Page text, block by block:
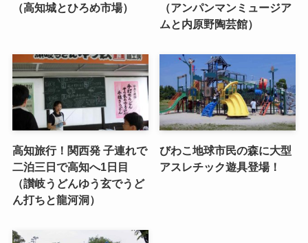
（高知城とひろめ市場）
（アンパンマンミュージア
ムと内原野陶芸館）
高知旅行！関西発 子連れで
二泊三日で高知へ1日目
（讃岐うどんゆう玄でうど
ん打ちと龍河洞）
びわこ地球市民の森に大型
アスレチック遊具登場！